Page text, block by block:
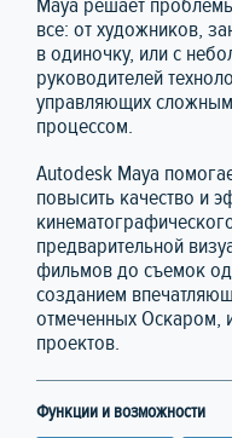
Maya решает
все: от художников,
в одиночку, или с
руководителей
управляющих
процессом.
Autodesk Maya
повысить качество и
предварительной
фильмов до съемок
созданием
отмеченных Оскаром,
проектов.
Функции и возможности